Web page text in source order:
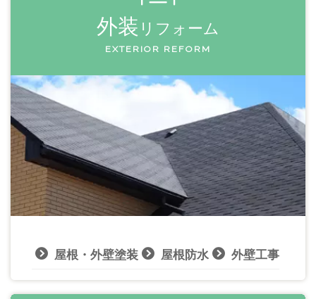
外装 リフォーム
EXTERIOR REFORM
屋根・外壁塗装 屋根防水 外壁工事